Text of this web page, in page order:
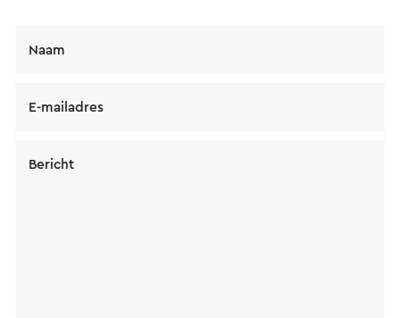
Naam
E-mailadres
Bericht